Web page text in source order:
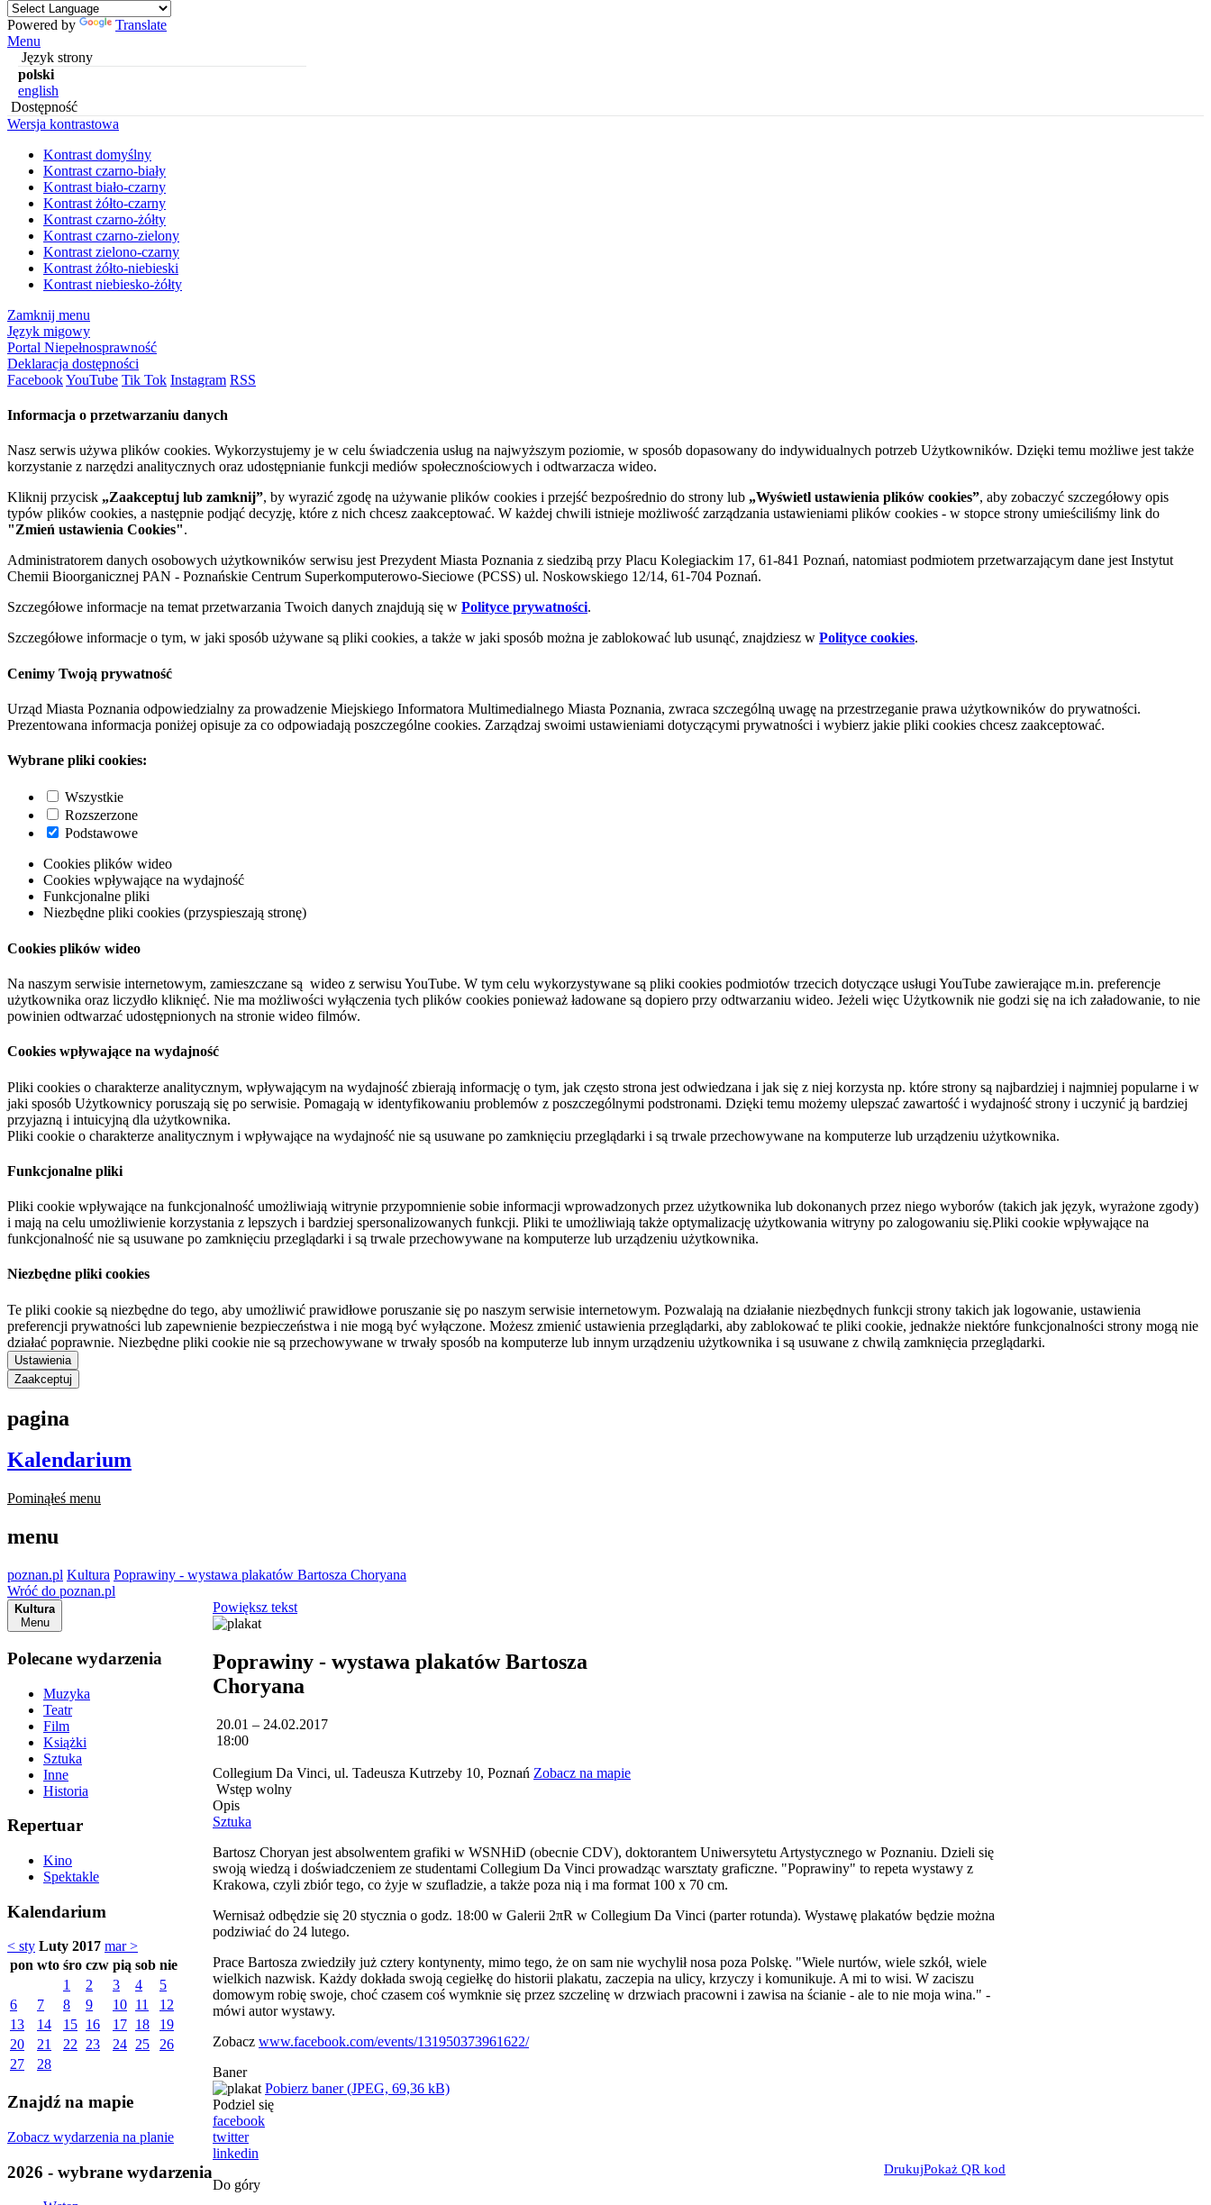
Powered by
Translate
Menu
Język strony
polski
english
Dostępność
Wersja kontrastowa
Kontrast domyślny
Kontrast czarno-biały
Kontrast biało-czarny
Kontrast żółto-czarny
Kontrast czarno-żółty
Kontrast czarno-zielony
Kontrast zielono-czarny
Kontrast żółto-niebieski
Kontrast niebiesko-żółty
Zamknij menu
Język migowy
Portal Niepełnosprawność
Deklaracja dostępności
FacebookYouTube Tik Tok Instagram RSS
Informacja o przetwarzaniu danych
Nasz serwis używa plików cookies. Wykorzystujemy je w celu świadczenia usług na najwyższym poziomie, w sposób dopasowany do indywidualnych potrzeb Użytkowników. Dzięki temu możliwe jest także
korzystanie z narzędzi analitycznych oraz udostępnianie funkcji mediów społecznościowych i odtwarzacza wideo.
Kliknij przycisk „Zaakceptuj lub zamknij”, by wyrazić zgodę na używanie plików cookies i przejść bezpośrednio do strony lub „Wyświetl ustawienia plików cookies”, aby zobaczyć szczegółowy opis
typów plików cookies, a następnie podjąć decyzję, które z nich chcesz zaakceptować. W każdej chwili istnieje możliwość zarządzania ustawieniami plików cookies - w stopce strony umieściliśmy link do
"Zmień ustawienia Cookies".
Administratorem danych osobowych użytkowników serwisu jest Prezydent Miasta Poznania z siedzibą przy Placu Kolegiackim 17, 61-841 Poznań, natomiast podmiotem przetwarzającym dane jest Instytut
Chemii Bioorganicznej PAN - Poznańskie Centrum Superkomputerowo-Sieciowe (PCSS) ul. Noskowskiego 12/14, 61-704 Poznań.
Szczegółowe informacje na temat przetwarzania Twoich danych znajdują się w Polityce prywatności.
Szczegółowe informacje o tym, w jaki sposób używane są pliki cookies, a także w jaki sposób można je zablokować lub usunąć, znajdziesz w Polityce cookies.
Cenimy Twoją prywatność
Urząd Miasta Poznania odpowiedzialny za prowadzenie Miejskiego Informatora Multimedialnego Miasta Poznania, zwraca szczególną uwagę na przestrzeganie prawa użytkowników do prywatności.
Prezentowana informacja poniżej opisuje za co odpowiadają poszczególne cookies. Zarządzaj swoimi ustawieniami dotyczącymi prywatności i wybierz jakie pliki cookies chcesz zaakceptować.
Wybrane pliki cookies:
Wszystkie
Rozszerzone
Podstawowe
Cookies plików wideo
Cookies wpływające na wydajność
Funkcjonalne pliki
Niezbędne pliki cookies (przyspieszają stronę)
Cookies plików wideo
Na naszym serwisie internetowym, zamieszczane są wideo z serwisu YouTube. W tym celu wykorzystywane są pliki cookies podmiotów trzecich dotyczące usługi YouTube zawierające m.in. preferencje
użytkownika oraz liczydło kliknięć. Nie ma możliwości wyłączenia tych plików cookies ponieważ ładowane są dopiero przy odtwarzaniu wideo. Jeżeli więc Użytkownik nie godzi się na ich załadowanie, to nie
powinien odtwarzać udostępnionych na stronie wideo filmów.
Cookies wpływające na wydajność
Pliki cookies o charakterze analitycznym, wpływającym na wydajność zbierają informację o tym, jak często strona jest odwiedzana i jak się z niej korzysta np. które strony są najbardziej i najmniej popularne i w
jaki sposób Użytkownicy poruszają się po serwisie. Pomagają w identyfikowaniu problemów z poszczególnymi podstronami. Dzięki temu możemy ulepszać zawartość i wydajność strony i uczynić ją bardziej
przyjazną i intuicyjną dla użytkownika.
Pliki cookie o charakterze analitycznym i wpływające na wydajność nie są usuwane po zamknięciu przeglądarki i są trwale przechowywane na komputerze lub urządzeniu użytkownika.
Funkcjonalne pliki
Pliki cookie wpływające na funkcjonalność umożliwiają witrynie przypomnienie sobie informacji wprowadzonych przez użytkownika lub dokonanych przez niego wyborów (takich jak język, wyrażone zgody)
i mają na celu umożliwienie korzystania z lepszych i bardziej spersonalizowanych funkcji. Pliki te umożliwiają także optymalizację użytkowania witryny po zalogowaniu się.Pliki cookie wpływające na
funkcjonalność nie są usuwane po zamknięciu przeglądarki i są trwale przechowywane na komputerze lub urządzeniu użytkownika.
Niezbędne pliki cookies
Te pliki cookie są niezbędne do tego, aby umożliwić prawidłowe poruszanie się po naszym serwisie internetowym. Pozwalają na działanie niezbędnych funkcji strony takich jak logowanie, ustawienia
preferencji prywatności lub zapewnienie bezpieczeństwa i nie mogą być wyłączone. Możesz zmienić ustawienia przeglądarki, aby zablokować te pliki cookie, jednakże niektóre funkcjonalności strony mogą nie
działać poprawnie. Niezbędne pliki cookie nie są przechowywane w trwały sposób na komputerze lub innym urządzeniu użytkownika i są usuwane z chwilą zamknięcia przeglądarki.
Ustawienia
Zaakceptuj
pagina
Kalendarium
Pominąłeś menu
menu
poznan.pl Kultura Poprawiny - wystawa plakatów Bartosza Choryana
Wróć do poznan.pl
Kultura
Menu
Polecane wydarzenia
Muzyka
Teatr
Film
Książki
Sztuka
Inne
Historia
Repertuar
Kino
Spektakle
Kalendarium
< sty Luty 2017 mar >
pon wto śro czw pią sob nie
1
2 3 4
5
6
7 8 9 10 11
12
13
14 15 16 17 18
19
20
21 22 23 24 25
26
27
28
Znajdź na mapie
Zobacz wydarzenia na planie
2026 - wybrane wydarzenia
Powiększ tekst
Poprawiny - wystawa plakatów Bartosza
Choryana
20.01 – 24.02.2017
18:00
Collegium Da Vinci, ul. Tadeusza Kutrzeby 10, Poznań Zobacz na mapie
Wstęp wolny
Opis
Sztuka
Bartosz Choryan jest absolwentem grafiki w WSNHiD (obecnie CDV), doktorantem Uniwersytetu Artystycznego w Poznaniu. Dzieli się
swoją wiedzą i doświadczeniem ze studentami Collegium Da Vinci prowadząc warsztaty graficzne. "Poprawiny" to repeta wystawy z
Krakowa, czyli zbiór tego, co żyje w szufladzie, a także poza nią i ma format 100 x 70 cm.
Wernisaż odbędzie się 20 stycznia o godz. 18:00 w Galerii 2πR w Collegium Da Vinci (parter rotunda). Wystawę plakatów będzie można
podziwiać do 24 lutego.
Prace Bartosza zwiedziły już cztery kontynenty, mimo tego, że on sam nie wychylił nosa poza Polskę. "Wiele nurtów, wiele szkół, wiele
wielkich nazwisk. Każdy dokłada swoją cegiełkę do historii plakatu, zaczepia na ulicy, krzyczy i komunikuje. A mi to wisi. W zaciszu
domowym robię swoje, choć czasem coś wymknie się przez szczelinę w drzwiach pracowni i zawisa na ścianie - ale to nie moja wina." -
mówi autor wystawy.
Zobacz www.facebook.com/events/131950373961622/
Baner
Pobierz baner (JPEG, 69,36 kB)
Podziel się
facebook
twitter
linkedin
DrukujPokaż QR kod
Do góry